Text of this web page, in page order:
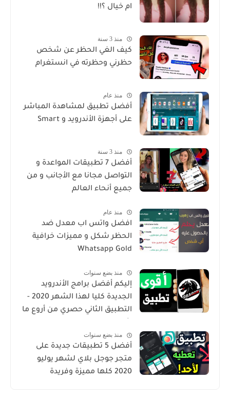
ام خيال ؟!!
منذ 3 سنة
كيف الغي الحظر عن شخص
حظرني وحظرته في انستغرام
منذ عام
أفضل تطبيق لمشاهدة المباشر
على أجهزة الأندرويد و Smart
منذ 3 سنة
أفضل 7 تطبيقات المواعدة و
التواصل مجانا مع الأجانب و من
جميع أنحاء العالم
منذ عام
افضل واتس اب معدل ضد
الحظر شكل و مميزات خرافية
Whatsapp Gold
منذ بضع سنوات
إليكم أفضل برامج الأندرويد
الجديدة كليا لهذا الشهر 2020 -
التطبيق الثاني حصري من أروع ما
منذ بضع سنوات
أفضل 5 تطبيقات جديدة على
متجر جوجل بلاي لشهر يوليو
2020 كلها مميزة وفريدة